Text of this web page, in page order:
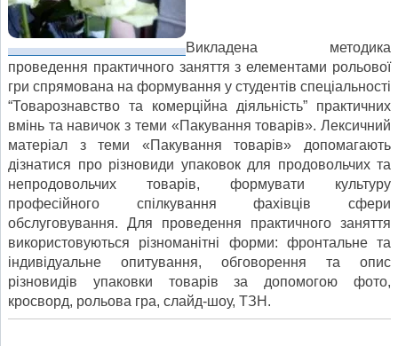
Викладена методика
проведення практичного заняття з елементами рольової
гри спрямована на формування у студентів спеціальності
“Товарознавство та комерційна діяльність” практичних
вмінь та навичок з теми «Пакування товарів». Лексичний
матеріал з теми «Пакування товарів» допомагають
дізнатися про різновиди упаковок для продовольчих та
непродовольчих товарів, формувати культуру
професійного спілкування фахівців сфери
обслуговування. Для проведення практичного заняття
використовуються різноманітні форми: фронтальне та
індивідуальне опитування, обговорення та опис
різновидів упаковки товарів за допомогою фото,
кросворд, рольова гра, слайд-шоу, ТЗН.